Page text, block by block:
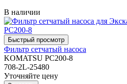
В наличии
Фильтр сетчатый насоса
KOMATSU PC200-8
708-2L-25480
Уточняйте цену